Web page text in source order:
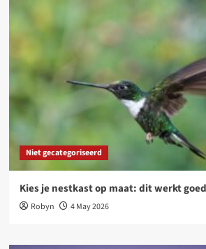
Niet gecategoriseerd
Kies je nestkast op maat: dit werkt
Robyn 4 May 2026